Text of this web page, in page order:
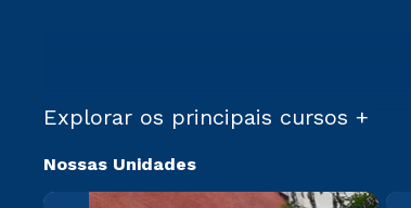
Explorar os principais cursos +
Nossas Unidades